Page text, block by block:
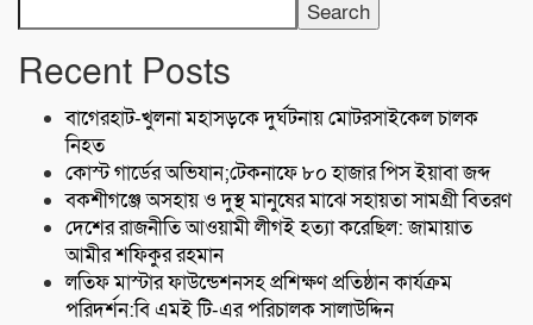
Search
Recent Posts
বাগেরহাট-খুলনা মহাসড়কে ‌দুর্ঘটনায় মোটরসাইকেল চালক
নিহত
কোস্ট গার্ডের অভিযান;টেকনাফে ৮০ হাজার পিস ইয়াবা জব্দ
বকশীগঞ্জে অসহায় ও দুস্থ মানুষের মাঝে সহায়তা সামগ্রী বিতরণ
দেশের রাজনীতি আওয়ামী লীগই হত্যা করেছিল: জামায়াত
আমীর শফিকুর রহমান
লতিফ মাস্টার ফাউন্ডেশনসহ প্রশিক্ষণ প্রতিষ্ঠান কার্যক্রম
পরিদর্শন:বি এমই টি-এর পরিচালক সালাউদ্দিন